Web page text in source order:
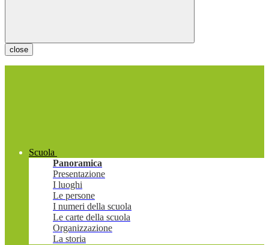
close
Scuola
Panoramica
Presentazione
I luoghi
Le persone
I numeri della scuola
Le carte della scuola
Organizzazione
La storia